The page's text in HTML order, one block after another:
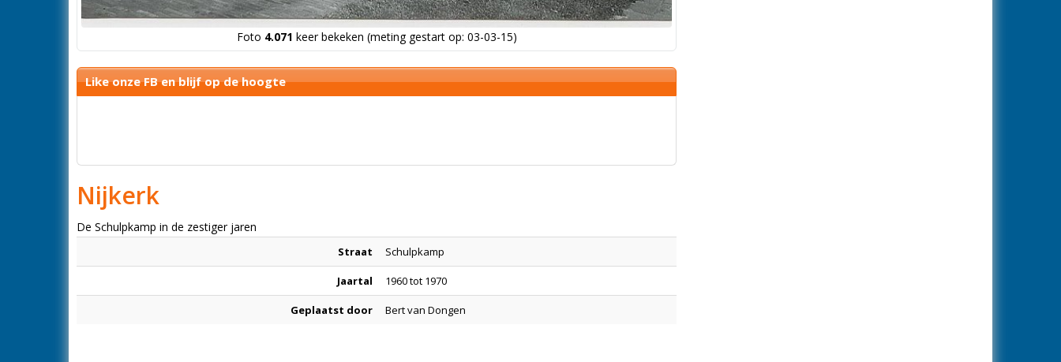
Foto 4.071 keer bekeken (meting gestart op: 03-03-15)
Like onze FB en blijf op de hoogte
Nijkerk
De Schulpkamp in de zestiger jaren
Straat Schulpkamp
Jaartal 1960 tot 1970
Geplaatst door Bert van Dongen